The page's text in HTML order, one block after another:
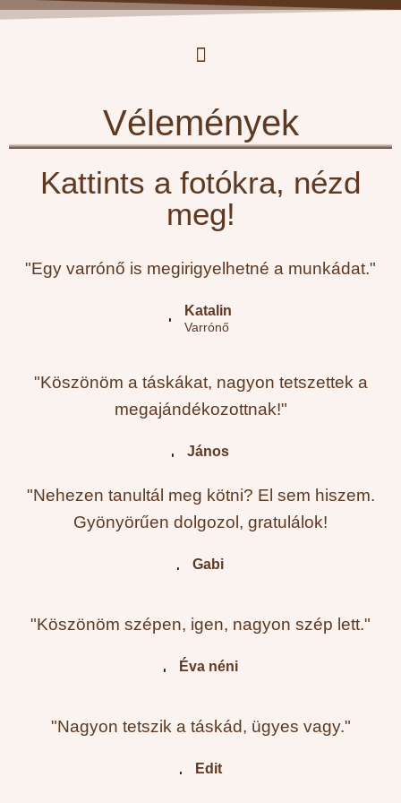
Vélemények
Kattints a fotókra, nézd
meg!
"Egy varrónő is megirigyelhetné a munkádat."
Katalin
Varrónő
"Köszönöm a táskákat, nagyon tetszettek a
megajándékozottnak!"
János
"Nehezen tanultál meg kötni? El sem hiszem.
Gyönyörűen dolgozol, gratulálok!
Gabi
"Köszönöm szépen, igen, nagyon szép lett."
Éva néni
"Nagyon tetszik a táskád, ügyes vagy."
Edit